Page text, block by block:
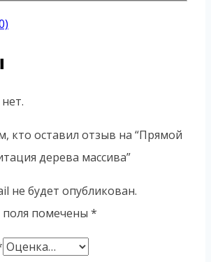
кто оставил отзыв на “Прямой
дерева массива”
не будет опубликован.
помечены *